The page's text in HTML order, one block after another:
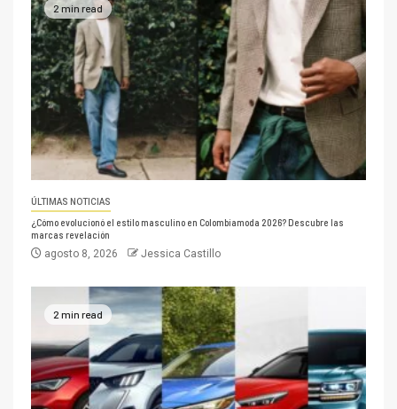
2 min read
ÚLTIMAS NOTICIAS
¿Cómo evolucionó el estilo masculino en Colombiamoda 2026? Descubre las
marcas revelación
agosto 8, 2026 Jessica Castillo
2 min read